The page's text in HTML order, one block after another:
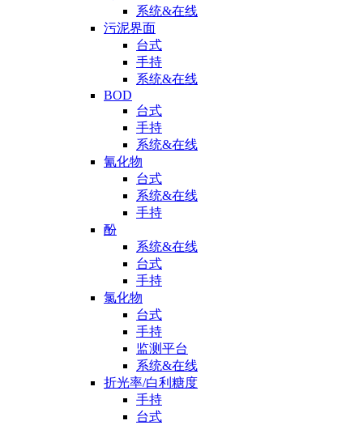
系统&在线
污泥界面
台式
手持
系统&在线
BOD
台式
手持
系统&在线
氰化物
台式
系统&在线
手持
酚
系统&在线
台式
手持
氯化物
台式
手持
监测平台
系统&在线
折光率/白利糖度
手持
台式